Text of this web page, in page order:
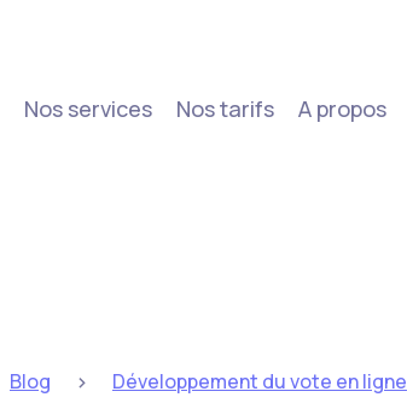
Nos services Nos tarifs A propos
Blog > Développement du vote en ligne